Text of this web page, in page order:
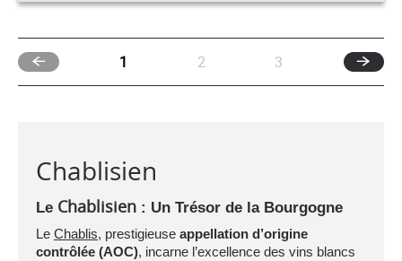
1 2 3
Chablisien
Le Chablisien : Un Trésor de la Bourgogne
Le Chablis, prestigieuse appellation d’origine
contrôlée (AOC), incarne l’excellence des vins blancs